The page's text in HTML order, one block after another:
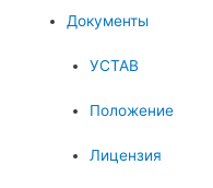
Документы
УСТАВ
Положение
Лицензия